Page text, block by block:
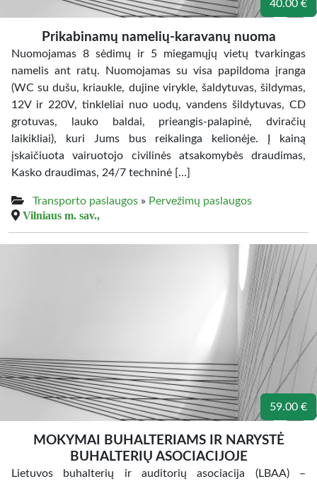
40.00 €
Prikabinamų namelių-karavanų nuoma
Nuomojamas 8 sėdimų ir 5 miegamųjų vietų tvarkingas
namelis ant ratų. Nuomojamas su visa papildoma įranga
(WC su dušu, kriaukle, dujine virykle, šaldytuvas, šildymas,
12V ir 220V, tinkleliai nuo uodų, vandens šildytuvas, CD
grotuvas, lauko baldai, prieangis-palapinė, dviračių
laikikliai), kuri Jums bus reikalinga kelionėje. Į kainą
įskaičiuota vairuotojo civilinės atsakomybės draudimas,
Kasko draudimas, 24/7 techninė […]
Transporto paslaugos » Pervežimų paslaugos
Vilniaus m. sav.,
59.00 €
MOKYMAI BUHALTERIAMS IR NARYSTĖ
BUHALTERIŲ ASOCIACIJOJE
Lietuvos buhalterių ir auditorių asociacija (LBAA) –